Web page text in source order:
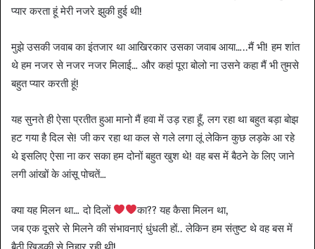
प्यार करता हूं मेरी नजरे झुकी हुई थी!
मुझे उसकी जवाब का इंतजार था आखिरकार उसका जवाब आया…..मैं भी! हम शांत
थे हम नजर से नजर नजर मिलाई… और कहां पूरा बोलो ना उसने कहा मैं भी तुमसे
बहुत प्यार करती हूं!
यह सुनते ही ऐसा प्रतीत हुआ मानो मैं हवा में उड़ रहा हूँ, लग रहा था बहुत बड़ा बोझ
हट गया है दिल से! जी कर रहा था कल से गले लगा लूं लेकिन कुछ लड़के आ रहे
थे इसलिए ऐसा ना कर सका हम दोनों बहुत खुश थे! वह बस में बैठने के लिए जाने
लगी आंखों के आंसू पोचतें…
क्या यह मिलन था… दो दिलों
का?? यह कैसा मिलन था,
जब एक दूसरे से मिलने की संभावनाएं धुंधली हों.. लेकिन हम संतुष्ट थे वह बस में
बैठी खिड़की से निहार रही थी!